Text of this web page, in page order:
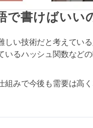
で書けばいい
い技術だと考えてい
るハッシュ関数など
みで今後も需要は高